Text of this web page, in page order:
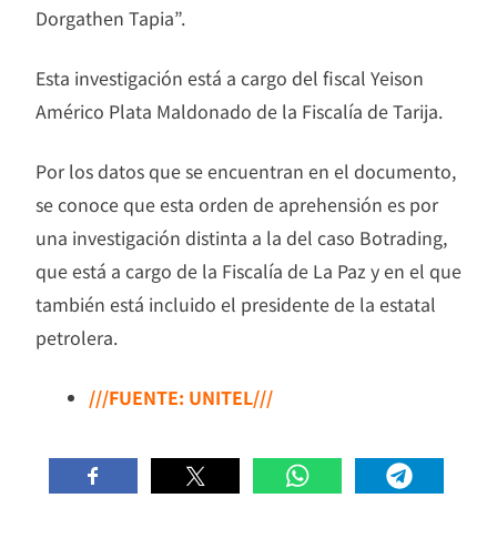
Dorgathen Tapia”.
Esta investigación está a cargo del fiscal Yeison
Américo Plata Maldonado de la Fiscalía de Tarija.
Por los datos que se encuentran en el documento,
se conoce que esta orden de aprehensión es por
una investigación distinta a la del caso Botrading,
que está a cargo de la Fiscalía de La Paz y en el que
también está incluido el presidente de la estatal
petrolera.
///FUENTE: UNITEL///